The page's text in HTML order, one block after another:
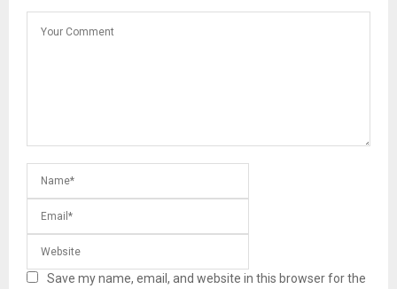
Save my name, email, and website in this browser for the